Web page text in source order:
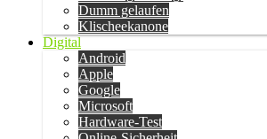
Dumm gelaufen
Klischeekanone
Digital
Android
Apple
Google
Microsoft
Hardware-Test